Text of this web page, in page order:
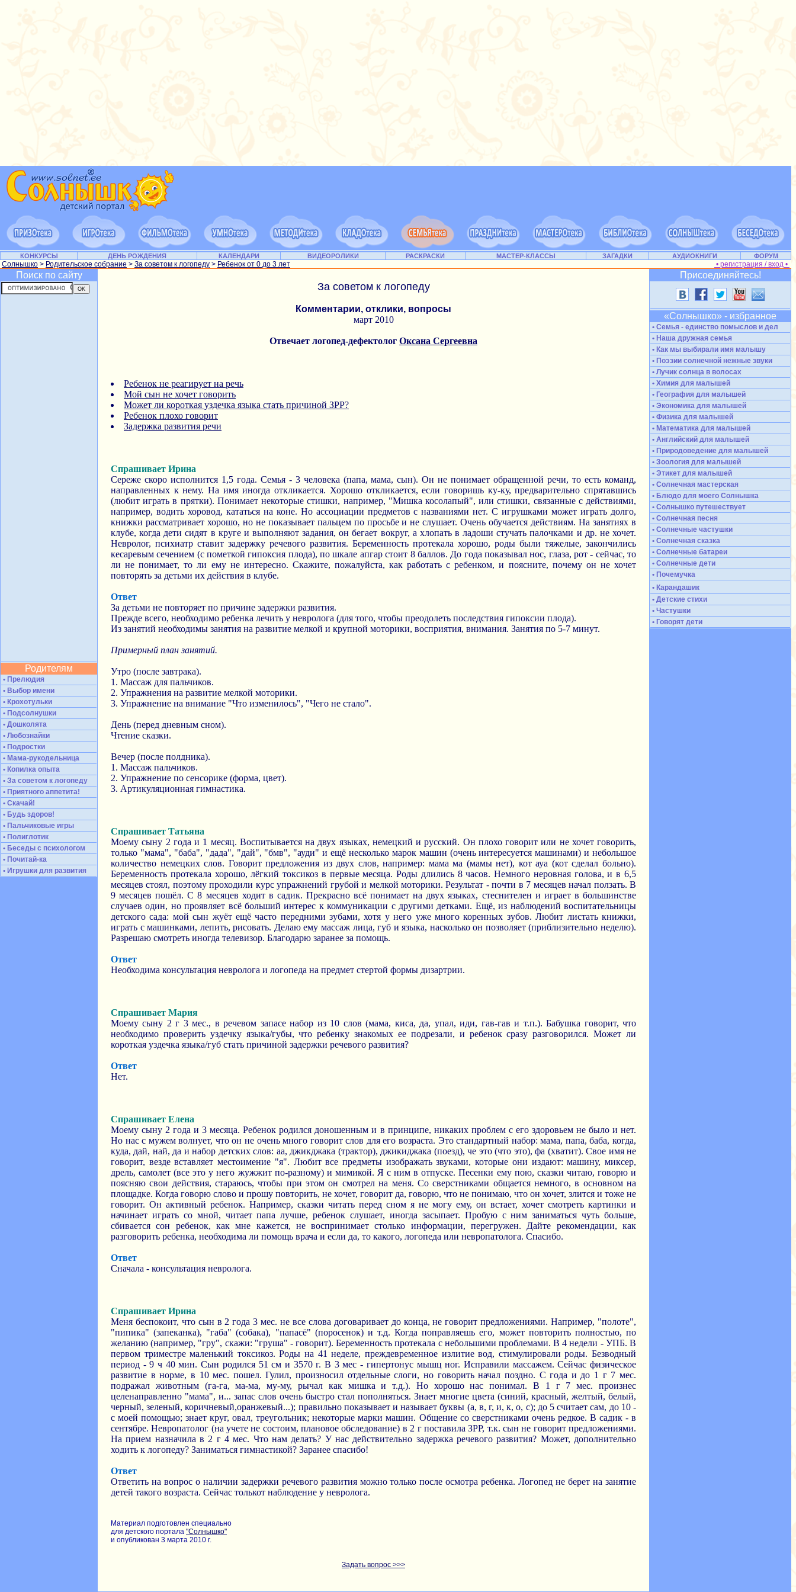
КОНКУРСЫ ДЕНЬ РОЖДЕНИЯ КАЛЕНДАРИ ВИДЕОРОЛИКИ РАСКРАСКИ МАСТЕР-КЛАССЫ ЗАГАДКИ АУДИОКНИГИ ФОРУМ
Солнышко > Родительское собрание > За советом к логопеду > Ребенок от 0 до 3 лет • регистрация / вход •
Поиск по сайту
Родителям
• Прелюдия
• Выбор имени
• Крохотульки
• Подсолнушки
• Дошколята
• Любознайки
• Подростки
• Мама-рукодельница
• Копилка опыта
• За советом к логопеду
• Приятного аппетита!
• Скачай!
• Будь здоров!
• Пальчиковые игры
• Полиглотик
• Беседы с психологом
• Почитай-ка
• Игрушки для развития
За советом к логопеду
Комментарии, отклики, вопросы
март 2010
Отвечает логопед-дефектолог Оксана Сергеевна
Ребенок не реагирует на речь
Мой сын не хочет говорить
Может ли короткая уздечка языка стать причиной ЗРР?
Ребенок плохо говорит
Задержка развития речи
Спрашивает Ирина
Сереже скоро исполнится 1,5 года. Семья - 3 человека (папа, мама, сын). Он не понимает обращенной речи, то есть команд,
направленных к нему. На имя иногда откликается. Хорошо откликается, если говоришь ку-ку, предварительно спрятавшись
(любит играть в прятки). Понимает некоторые стишки, например, "Мишка косолапый", или стишки, связанные с действиями,
например, водить хоровод, кататься на коне. Но ассоциации предметов с названиями нет. С игрушками может играть долго,
книжки рассматривает хорошо, но не показывает пальцем по просьбе и не слушает. Очень обучается действиям. На занятиях в
клубе, когда дети сидят в круге и выполняют задания, он бегает вокруг, а хлопать в ладоши стучать палочками и др. не хочет.
Невролог, психиатр ставит задержку речевого развития. Беременность протекала хорошо, роды были тяжелые, закончились
кесаревым сечением (с пометкой гипоксия плода), по шкале апгар стоит 8 баллов. До года показывал нос, глаза, рот - сейчас, то
ли не понимает, то ли ему не интересно. Скажите, пожалуйста, как работать с ребенком, и поясните, почему он не хочет
повторять за детьми их действия в клубе.
Ответ
За детьми не повторяет по причине задержки развития.
Прежде всего, необходимо ребенка лечить у невролога (для того, чтобы преодолеть последствия гипоксии плода).
Из занятий необходимы занятия на развитие мелкой и крупной моторики, восприятия, внимания. Занятия по 5-7 минут.
Примерный план занятий.
Утро (после завтрака).
1. Массаж для пальчиков.
2. Упражнения на развитие мелкой моторики.
3. Упражнение на внимание "Что изменилось", "Чего не стало".
День (перед дневным сном).
Чтение сказки.
Вечер (после полдника).
1. Массаж пальчиков.
2. Упражнение по сенсорике (форма, цвет).
3. Артикуляционная гимнастика.
Спрашивает Татьяна
Моему сыну 2 года и 1 месяц. Воспитывается на двух языках, немецкий и русский. Он плохо говорит или не хочет говорить,
только "мама", "баба", "дада", "дай", "бмв", "ауди" и ещё несколько марок машин (очень интересуется машинами) и небольшое
количество немецких слов. Говорит предложения из двух слов, например: мама ма (мамы нет), кот ауа (кот сделал больно).
Беременность протекала хорошо, лёгкий токсикоз в первые месяца. Роды длились 8 часов. Немного неровная голова, и в 6,5
месяцев стоял, поэтому проходили курс упражнений грубой и мелкой моторики. Результат - почти в 7 месяцев начал ползать. В
9 месяцев пошёл. С 8 месяцев ходит в садик. Прекрасно всё понимает на двух языках, стеснителен и играет в большинстве
случаев один, но проявляет всё больший интерес к коммуникации с другими детками. Ещё, из наблюдений воспитательницы
детского сада: мой сын жуёт ещё часто передними зубами, хотя у него уже много коренных зубов. Любит листать книжки,
играть с машинками, лепить, рисовать. Делаю ему массаж лица, губ и языка, насколько он позволяет (приблизительно неделю).
Разрешаю смотреть иногда телевизор. Благодарю заранее за помощь.
Ответ
Необходима консультация невролога и логопеда на предмет стертой формы дизартрии.
Спрашивает Мария
Моему сыну 2 г 3 мес., в речевом запасе набор из 10 слов (мама, киса, да, упал, иди, гав-гав и т.п.). Бабушка говорит, что
необходимо проверить уздечку языка/губы, что ребенку знакомых ее подрезали, и ребенок сразу разговорился. Может ли
короткая уздечка языка/губ стать причиной задержки речевого развития?
Ответ
Нет.
Спрашивает Елена
Моему сыну 2 года и 3 месяца. Ребенок родился доношенным и в принципе, никаких проблем с его здоровьем не было и нет.
Но нас с мужем волнует, что он не очень много говорит слов для его возраста. Это стандартный набор: мама, папа, баба, когда,
куда, дай, най, да и набор детских слов: аа, джикджака (трактор), джикиджака (поезд), че это (что это), фа (хватит). Свое имя не
говорит, везде вставляет местоимение "я". Любит все предметы изображать звуками, которые они издают: машину, миксер,
дрель, самолет (все это у него жужжит по-разному) и мимикой. Я с ним в отпуске. Песенки ему пою, сказки читаю, говорю и
поясняю свои действия, стараюсь, чтобы при этом он смотрел на меня. Со сверстниками общается немного, в основном на
площадке. Когда говорю слово и прошу повторить, не хочет, говорит да, говорю, что не понимаю, что он хочет, злится и тоже не
говорит. Он активный ребенок. Например, сказки читать перед сном я не могу ему, он встает, хочет смотреть картинки и
начинает играть со мной, читает папа лучше, ребенок слушает, иногда засыпает. Пробую с ним заниматься чуть больше,
сбивается сон ребенок, как мне кажется, не воспринимает столько информации, перегружен. Дайте рекомендации, как
разговорить ребенка, необходима ли помощь врача и если да, то какого, логопеда или невропатолога. Спасибо.
Ответ
Сначала - консультация невролога.
Спрашивает Ирина
Меня беспокоит, что сын в 2 года 3 мес. не все слова договаривает до конца, не говорит предложениями. Например, "полоте",
"пипика" (запеканка), "габа" (собака), "папасё" (поросенок) и т.д. Когда поправляешь его, может повторить полностью, по
желанию (например, "гру", скажи: "груша" - говорит). Беременность протекала с небольшими проблемами. В 4 недели - УПБ. В
первом триместре маленький токсикоз. Роды на 41 неделе, преждевременное излитие вод, стимулировали роды. Безводный
период - 9 ч 40 мин. Сын родился 51 см и 3570 г. В 3 мес - гипертонус мышц ног. Исправили массажем. Сейчас физическое
развитие в норме, в 10 мес. пошел. Гулил, произносил отдельные слоги, но говорить начал поздно. С года и до 1 г 7 мес.
подражал животным (га-га, ма-ма, му-му, рычал как мишка и т.д.). Но хорошо нас понимал. В 1 г 7 мес. произнес
целенаправленно "мама", и... запас слов очень быстро стал пополняться. Знает многие цвета (синий, красный, желтый, белый,
черный, зеленый, коричневый,оранжевый...); правильно показывает и называет буквы (а, в, г, и, к, о, с); до 5 считает сам, до 10 -
с моей помощью; знает круг, овал, треугольник; некоторые марки машин. Общение со сверстниками очень редкое. В садик - в
сентябре. Невропатолог (на учете не состоим, плановое обследование) в 2 г поставила ЗРР, т.к. сын не говорит предложениями.
На прием назначила в 2 г 4 мес. Что нам делать? У нас действительно задержка речевого развития? Может, дополнительно
ходить к логопеду? Заниматься гимнастикой? Заранее спасибо!
Ответ
Ответить на вопрос о наличии задержки речевого развития можно только после осмотра ребенка. Логопед не берет на занятие
детей такого возраста. Сейчас толькот наблюдение у невролога.
Материал подготовлен специально
для детского портала "Солнышко"
и опубликован 3 марта 2010 г.
Задать вопрос >>>
Присоединяйтесь!
«Солнышко» - избранное
• Семья - единство помыслов и дел
• Наша дружная семья
• Как мы выбирали имя малышу
• Поэзии солнечной нежные звуки
• Лучик солнца в волосах
• Химия для малышей
• География для малышей
• Экономика для малышей
• Физика для малышей
• Математика для малышей
• Английский для малышей
• Природоведение для малышей
• Зоология для малышей
• Этикет для малышей
• Солнечная мастерская
• Блюдо для моего Солнышка
• Солнышко путешествует
• Солнечная песня
• Солнечные частушки
• Солнечная сказка
• Солнечные батареи
• Солнечные дети
• Почемучка
• Карандашик
• Детские стихи
• Частушки
• Говорят дети